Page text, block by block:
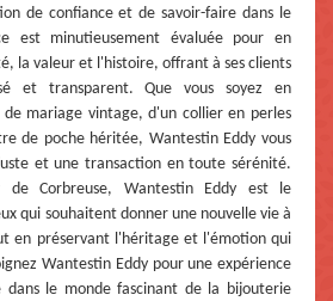
de confiance et de savoir-faire dans le
est minutieusement évaluée pour en
la valeur et l'histoire, offrant à ses clients
et transparent. Que vous soyez en
de mariage vintage, d'un collier en perles
de poche héritée, Wantestin Eddy vous
et une transaction en toute sérénité.
Corbreuse, Wantestin Eddy est le
qui souhaitent donner une nouvelle vie à
en préservant l'héritage et l'émotion qui
Wantestin Eddy pour une expérience
dans le monde fascinant de la bijouterie